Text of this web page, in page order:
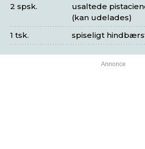
usaltede
(kan udelades)
2 spsk.
spiseligt
1 tsk.